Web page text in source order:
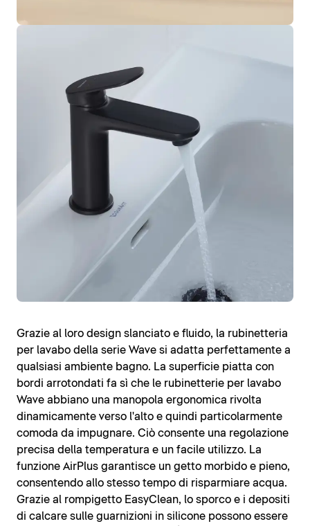
Grazie al loro design slanciato e fluido, la rubinetteria
per lavabo della serie Wave si adatta perfettamente a
qualsiasi ambiente bagno. La superficie piatta con
bordi arrotondati fa sì che le rubinetterie per lavabo
Wave abbiano una manopola ergonomica rivolta
dinamicamente verso l'alto e quindi particolarmente
comoda da impugnare. Ciò consente una regolazione
precisa della temperatura e un facile utilizzo. La
funzione AirPlus garantisce un getto morbido e pieno,
consentendo allo stesso tempo di risparmiare acqua.
Grazie al rompigetto EasyClean, lo sporco e i depositi
di calcare sulle guarnizioni in silicone possono essere